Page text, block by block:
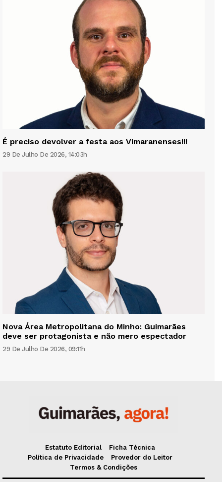
É preciso devolver a festa aos Vimaranenses!!!
29 De Julho De 2026, 14:03h
Nova Área Metropolitana do Minho: Guimarães
deve ser protagonista e não mero espectador
29 De Julho De 2026, 09:11h
Estatuto Editorial
Ficha Técnica
Política de Privacidade
Provedor do Leitor
Termos & Condições